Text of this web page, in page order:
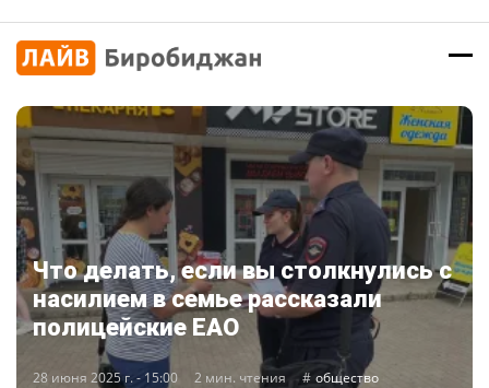
Что делать, если вы столкнулись с
насилием в семье рассказали
полицейские ЕАО
28 июня 2025 г. - 15:00 2 мин. чтения общество